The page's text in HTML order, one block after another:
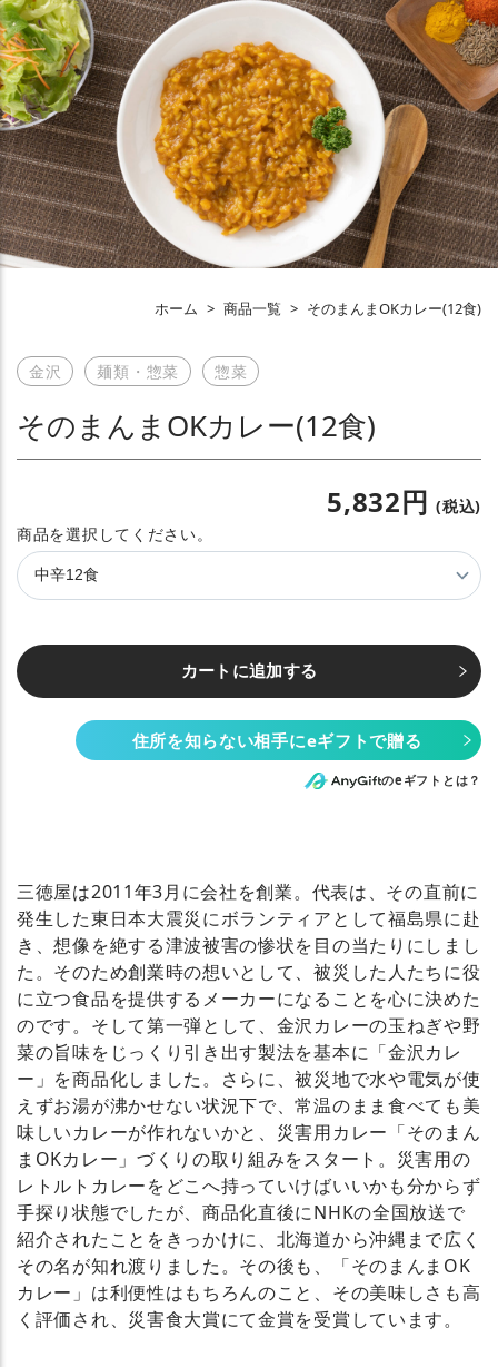
ホーム > 商品一覧 > そのまんまOKカレー(12食)
金沢 麺類・惣菜 惣菜
そのまんまOKカレー(12食)
5,832円(税込)
味
カートに追加する
住所を知らない相手にeギフトで贈る
のeギフトとは？
三徳屋は2011年3月に会社を創業。代表は、その直前に
発生した東日本大震災にボランティアとして福島県に赴
き、想像を絶する津波被害の惨状を目の当たりにしまし
た。そのため創業時の想いとして、被災した人たちに役
に立つ食品を提供するメーカーになることを心に決めた
のです。そして第一弾として、金沢カレーの玉ねぎや野
菜の旨味をじっくり引き出す製法を基本に「金沢カレ
ー」を商品化しました。さらに、被災地で水や電気が使
えずお湯が沸かせない状況下で、常温のまま食べても美
味しいカレーが作れないかと、災害用カレー「そのまん
まOKカレー」づくりの取り組みをスタート。災害用の
レトルトカレーをどこへ持っていけばいいかも分からず
手探り状態でしたが、商品化直後にNHKの全国放送で
紹介されたことをきっかけに、北海道から沖縄まで広く
その名が知れ渡りました。その後も、「そのまんまOK
カレー」は利便性はもちろんのこと、その美味しさも高
く評価され、災害食大賞にて金賞を受賞しています。